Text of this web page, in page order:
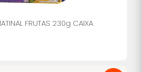
FRUTAS 230g CAIXA